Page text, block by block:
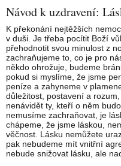
Návod k uzdravení:
K překonání nejtěžších
v duši. Je třeba pocítit Boží
přehodnotit svou minulost z
zachraňujeme to, co je pro
někdo ohrožuje, budeme
pokud si myslíme, že jsme
peníze a zahyneme v
důležitost, postavení a
nenávidět ty, kteří o něm
nemusíme zachraňovat, je
chápeme, že jsme láskou,
věčnost. Lásku nemůžete
pak nebudeme mít vnitřní
nebude snižovat lásku, ale